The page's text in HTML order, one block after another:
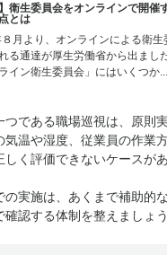
】衛生委員会をオンラインで開催
とは
月より、オンラインによる衛生
る通達が厚生労働省から出まし
イン衛生委員会」にはいくつか...
である職場巡視は、原則
温や湿度、従業員の作業
く評価できないケースが
実施は、あくまで補助的
認する体制を整えましょう